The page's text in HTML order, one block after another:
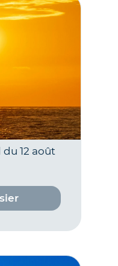
du 12 août